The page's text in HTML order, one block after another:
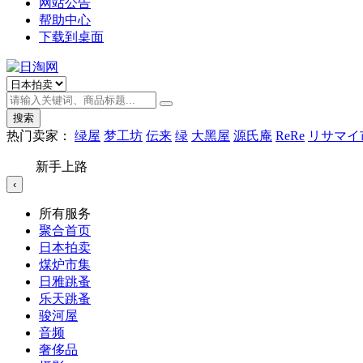
网站公告
帮助中心
下载到桌面
搜索
热门卖家： 绿屋 梦工坊 伝来 绿 大黑屋 源氏庵 ReRe リサマ
新手上路
‹
所有服务
聚合首页
日本拍卖
煤炉市集
日雅跳蚤
乐天跳蚤
骏河屋
音频
奢侈品